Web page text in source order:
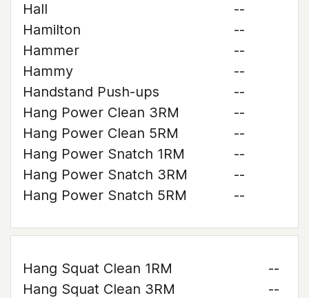
Hall
--
Hamilton
--
Hammer
--
Hammy
--
Handstand Push-ups
--
Hang Power Clean 3RM
--
Hang Power Clean 5RM
--
Hang Power Snatch 1RM
--
Hang Power Snatch 3RM
--
Hang Power Snatch 5RM
--
Hang Squat Clean 1RM
--
Hang Squat Clean 3RM
--